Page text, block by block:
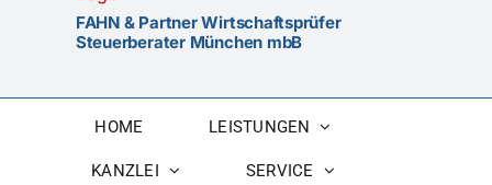
FAHN & Partner Wirtschaftsprüfer
Steuerberater München mbB
HOME LEISTUNGEN
KANZLEI SERVICE